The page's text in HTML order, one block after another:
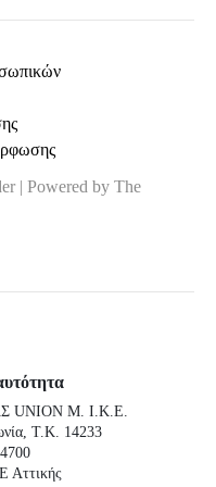
| Powered by The
UNION Μ. Ι.Κ.Ε.
Τ.Κ. 14233